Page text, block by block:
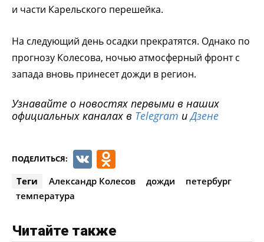
и части Карельского перешейка.
На следующий день осадки прекратятся. Однако по
прогнозу Колесова, ночью атмосферный фронт с
запада вновь принесет дожди в регион.
Узнавайте о новостях первыми в наших
официальных каналах в Telegram иДзене
ПОДЕЛИТЬСЯ: VK
Теги Александр Колесов дожди
петербург
температура
Читайте также